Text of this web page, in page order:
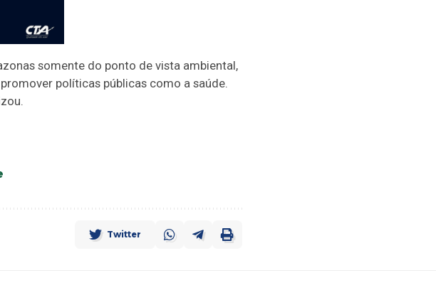
somente do ponto de vista ambiental,
políticas públicas como a saúde.
Twitter